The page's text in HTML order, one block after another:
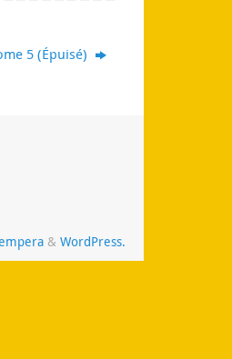
5 (Épuisé)
& WordPress.